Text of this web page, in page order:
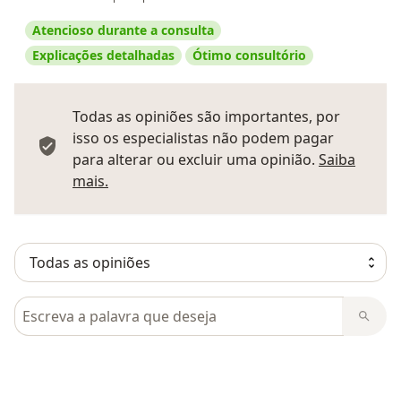
Atencioso durante a consulta
Explicações detalhadas
Ótimo consultório
Todas as opiniões são importantes, por
isso os especialistas não podem pagar
para alterar ou excluir uma opinião. Saiba
mais.
Pesquisar em opiniões